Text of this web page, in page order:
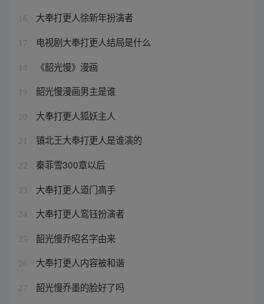
16 大奉打更人徐新年扮演者
17 电视剧大奉打更人结局是什么
18 《韶光慢》漫画
19 韶光慢漫画男主是谁
20 大奉打更人狐妖主人
21 镇北王大奉打更人是谁演的
22 秦菲雪300章以后
23 大奉打更人道门高手
24 大奉打更人鸾钰扮演者
25 韶光慢乔昭名字由来
26 大奉打更人内容被和谐
27 韶光慢乔墨的脸好了吗